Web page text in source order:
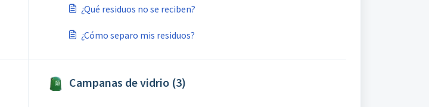
¿Qué residuos no se reciben?
¿Cómo separo mis residuos?
Campanas de vidrio (3)